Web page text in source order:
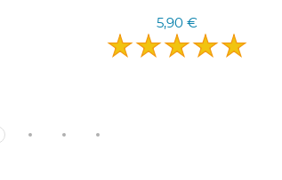
5,90 €